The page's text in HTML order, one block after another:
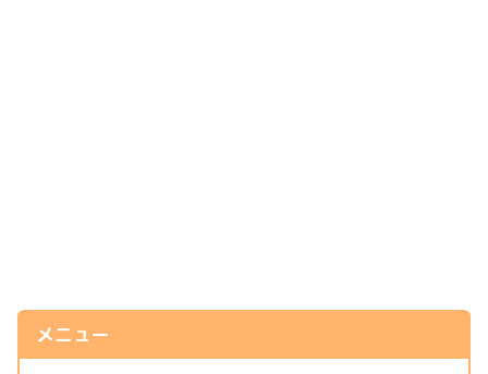
メニュー